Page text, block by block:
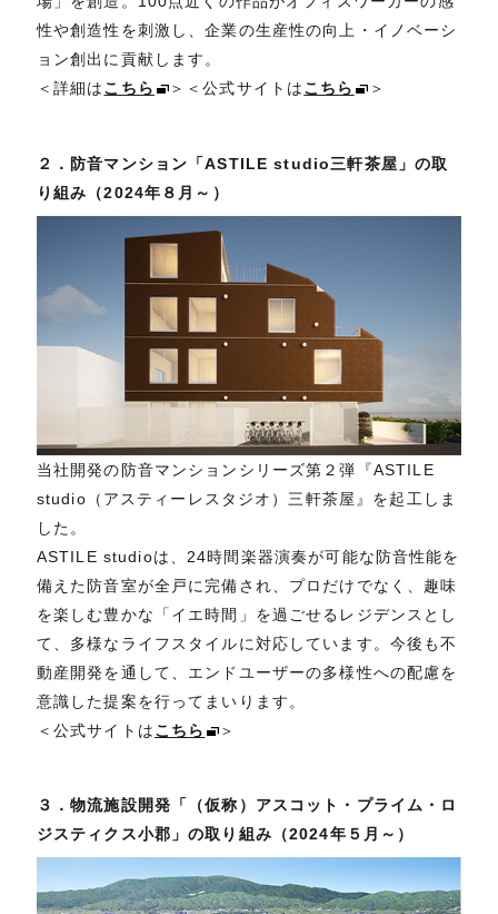
性や創造性を刺激し、企業の生産性の向上・イノベーシ
ョン創出に貢献します。
＜詳細はこちら ＞＜公式サイトはこちら ＞
２．防音マンション「ASTILE studio三軒茶屋」の取
り組み（2024年８月～）
当社開発の防音マンションシリーズ第２弾『ASTILE
studio（アスティーレスタジオ）三軒茶屋』を起工しま
した。
ASTILE studioは、24時間楽器演奏が可能な防音性能を
備えた防音室が全戸に完備され、プロだけでなく、趣味
を楽しむ豊かな「イエ時間」を過ごせるレジデンスとし
て、多様なライフスタイルに対応しています。今後も不
動産開発を通して、エンドユーザーの多様性への配慮を
意識した提案を行ってまいります。
＜公式サイトはこちら ＞
３．物流施設開発「（仮称）アスコット・プライム・ロ
ジスティクス小郡」の取り組み（2024年５月～）